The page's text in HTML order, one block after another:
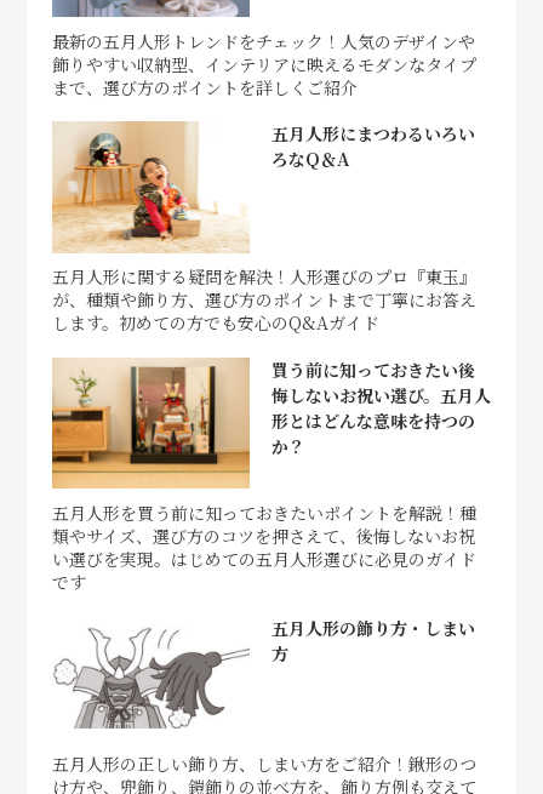
最新の五月人形トレンドをチェック！人気のデザインや
飾りやすい収納型、インテリアに映えるモダンなタイプ
まで、選び方のポイントを詳しくご紹介
五月人形にまつわるいろい
ろなQ＆A
五月人形に関する疑問を解決！人形選びのプロ『東玉』
が、種類や飾り方、選び方のポイントまで丁寧にお答え
します。初めての方でも安心のQ&Aガイド
買う前に知っておきたい後
悔しないお祝い選び。五月人
形とはどんな意味を持つの
か？
五月人形を買う前に知っておきたいポイントを解説！種
類やサイズ、選び方のコツを押さえて、後悔しないお祝
い選びを実現。はじめての五月人形選びに必見のガイド
です
五月人形の飾り方・しまい
方
五月人形の正しい飾り方、しまい方をご紹介！鍬形のつ
け方や、兜飾り、鎧飾りの並べ方を、飾り方例も交えて